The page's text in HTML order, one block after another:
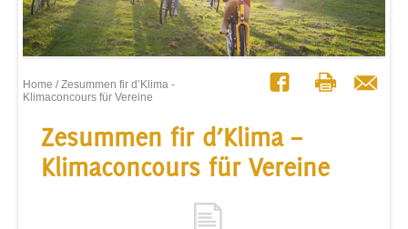
Home / Zesummen fir d’Klima -
Klimaconcours für Vereine
Zesummen fir d’Klima –
Klimaconcours für Vereine